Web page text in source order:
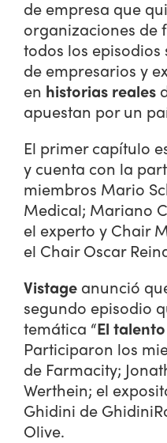
de empresa que
organizaciones de
todos los episodios
de empresarios y
en historias reales
apuestan por un
El primer capítulo
y cuenta con la
miembros Mario
Medical; Mariano
el experto y Chair
el Chair Oscar
Vistage anunció
segundo episodio
temática “El
Participaron los
de Farmacity;
Werthein; el
Ghidini de
Olive.